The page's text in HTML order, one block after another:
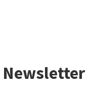
Newsletter